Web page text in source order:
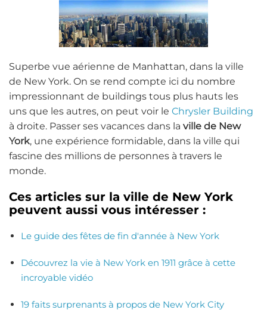
Superbe vue aérienne de Manhattan, dans la ville
de New York. On se rend compte ici du nombre
impressionnant de buildings tous plus hauts les
uns que les autres, on peut voir le Chrysler Building
à droite. Passer ses vacances dans la ville de New
York, une expérience formidable, dans la ville qui
fascine des millions de personnes à travers le
monde.
Ces articles sur la ville de New York
peuvent aussi vous intéresser :
Le guide des fêtes de fin d'année à New York
Découvrez la vie à New York en 1911 grâce à cette
incroyable vidéo
19 faits surprenants à propos de New York City